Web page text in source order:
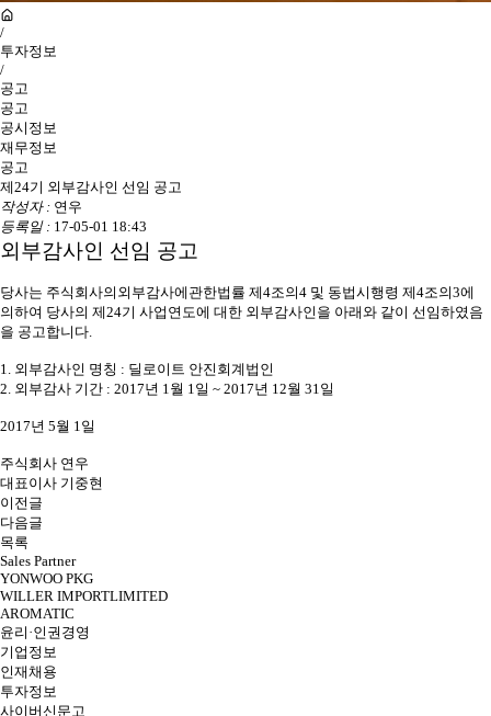
/
투자정보
/
공고
공고
공시정보
재무정보
공고
제24기 외부감사인 선임 공고
작성자 : 연우
등록일 : 17-05-01 18:43
외부감사인 선임 공고
당사는 주식회사의외부감사에관한법률 제4조의4 및 동법시행령 제4조의3에
의하여 당사의 제24기 사업연도에 대한 외부감사인을 아래와 같이 선임하였음
을 공고합니다.
1. 외부감사인 명칭 : 딜로이트 안진회계법인
2. 외부감사 기간 : 2017년 1월 1일 ~ 2017년 12월 31일
2017년 5월 1일
주식회사 연우
대표이사 기중현
이전글
다음글
목록
Sales Partner
YONWOO PKG
WILLER IMPORTLIMITED
AROMATIC
윤리·인권경영
기업정보
인재채용
투자정보
사이버신문고